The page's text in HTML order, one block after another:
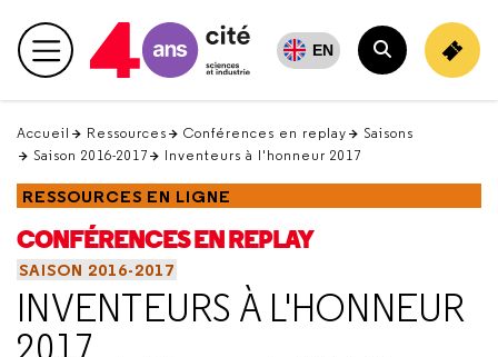
en
haut Menu principal EN
Rechercher
Accueil Ressources Conférences en replay
Saisons
Saison 2016-2017
Inventeurs à l'honneur 2017
RESSOURCES EN LIGNE
CONFÉRENCES EN REPLAY
SAISON 2016-2017
INVENTEURS À L'HONNEUR